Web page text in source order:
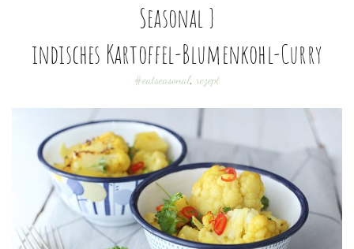
Seasonal }
indisches Kartoffel-Blumenkohl-Curry
#eatseasonal, rezept